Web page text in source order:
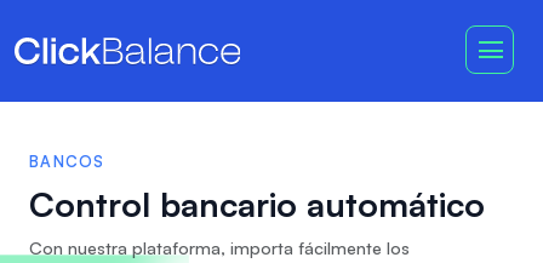
BANCOS
Control bancario automático
Con nuestra plataforma, importa fácilmente los